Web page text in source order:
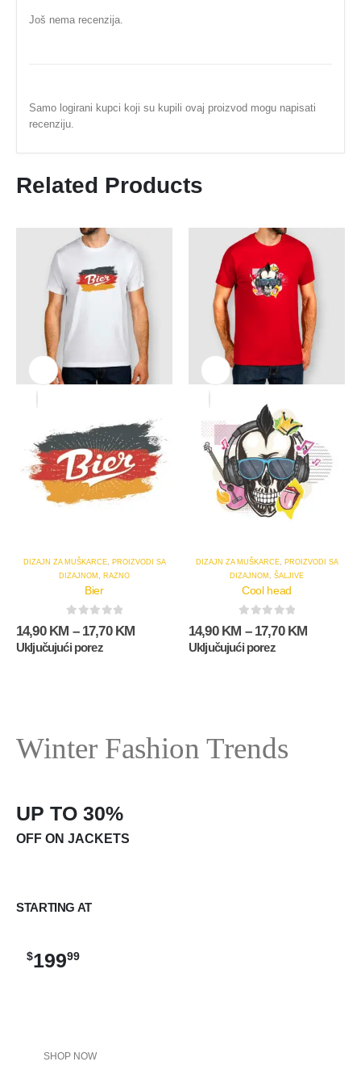
Još nema recenzija.
Samo logirani kupci koji su kupili ovaj proizvod mogu napisati
recenziju.
Related Products
DIZAJN ZA MUŠKARCE,
PROIZVODI SA
DIZAJNOM
RAZNO
Bier
0 out of 5
14,90 KM – 17,70 KM
Uključujući porez
DIZAJN ZA MUŠKARCE,
PROIZVODI SA
DIZAJNOM
ŠALJIVE
Cool head
0 out of 5
14,90 KM – 17,70 KM
Uključujući porez
Winter Fashion Trends
UP TO 30%
OFF ON JACKETS
STARTING AT
$19999
SHOP NOW